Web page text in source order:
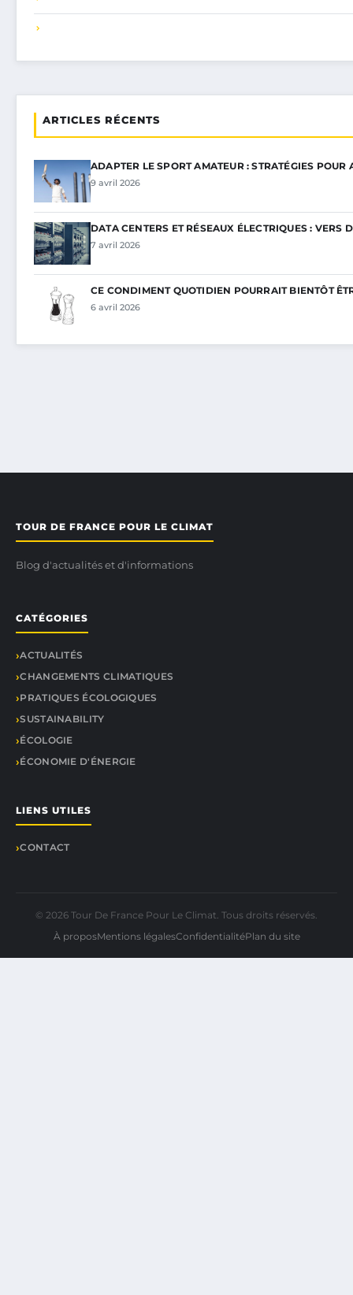
ARTICLES RÉCENTS
ADAPTER LE SPORT AMATEUR : STRATÉGIES POUR
9 avril 2026
DATA CENTERS ET RÉSEAUX ÉLECTRIQUES : VERS
7 avril 2026
CE CONDIMENT QUOTIDIEN POURRAIT BIENTÔT
6 avril 2026
TOUR DE FRANCE POUR LE CLIMAT
Blog d'actualités et d'informations
CATÉGORIES
ACTUALITÉS
CHANGEMENTS CLIMATIQUES
PRATIQUES ÉCOLOGIQUES
SUSTAINABILITY
ÉCOLOGIE
ÉCONOMIE D'ÉNERGIE
LIENS UTILES
CONTACT
© 2026 Tour De France Pour Le Climat. Tous droits réservés.
À proposMentions légalesConfidentialitéPlan du site